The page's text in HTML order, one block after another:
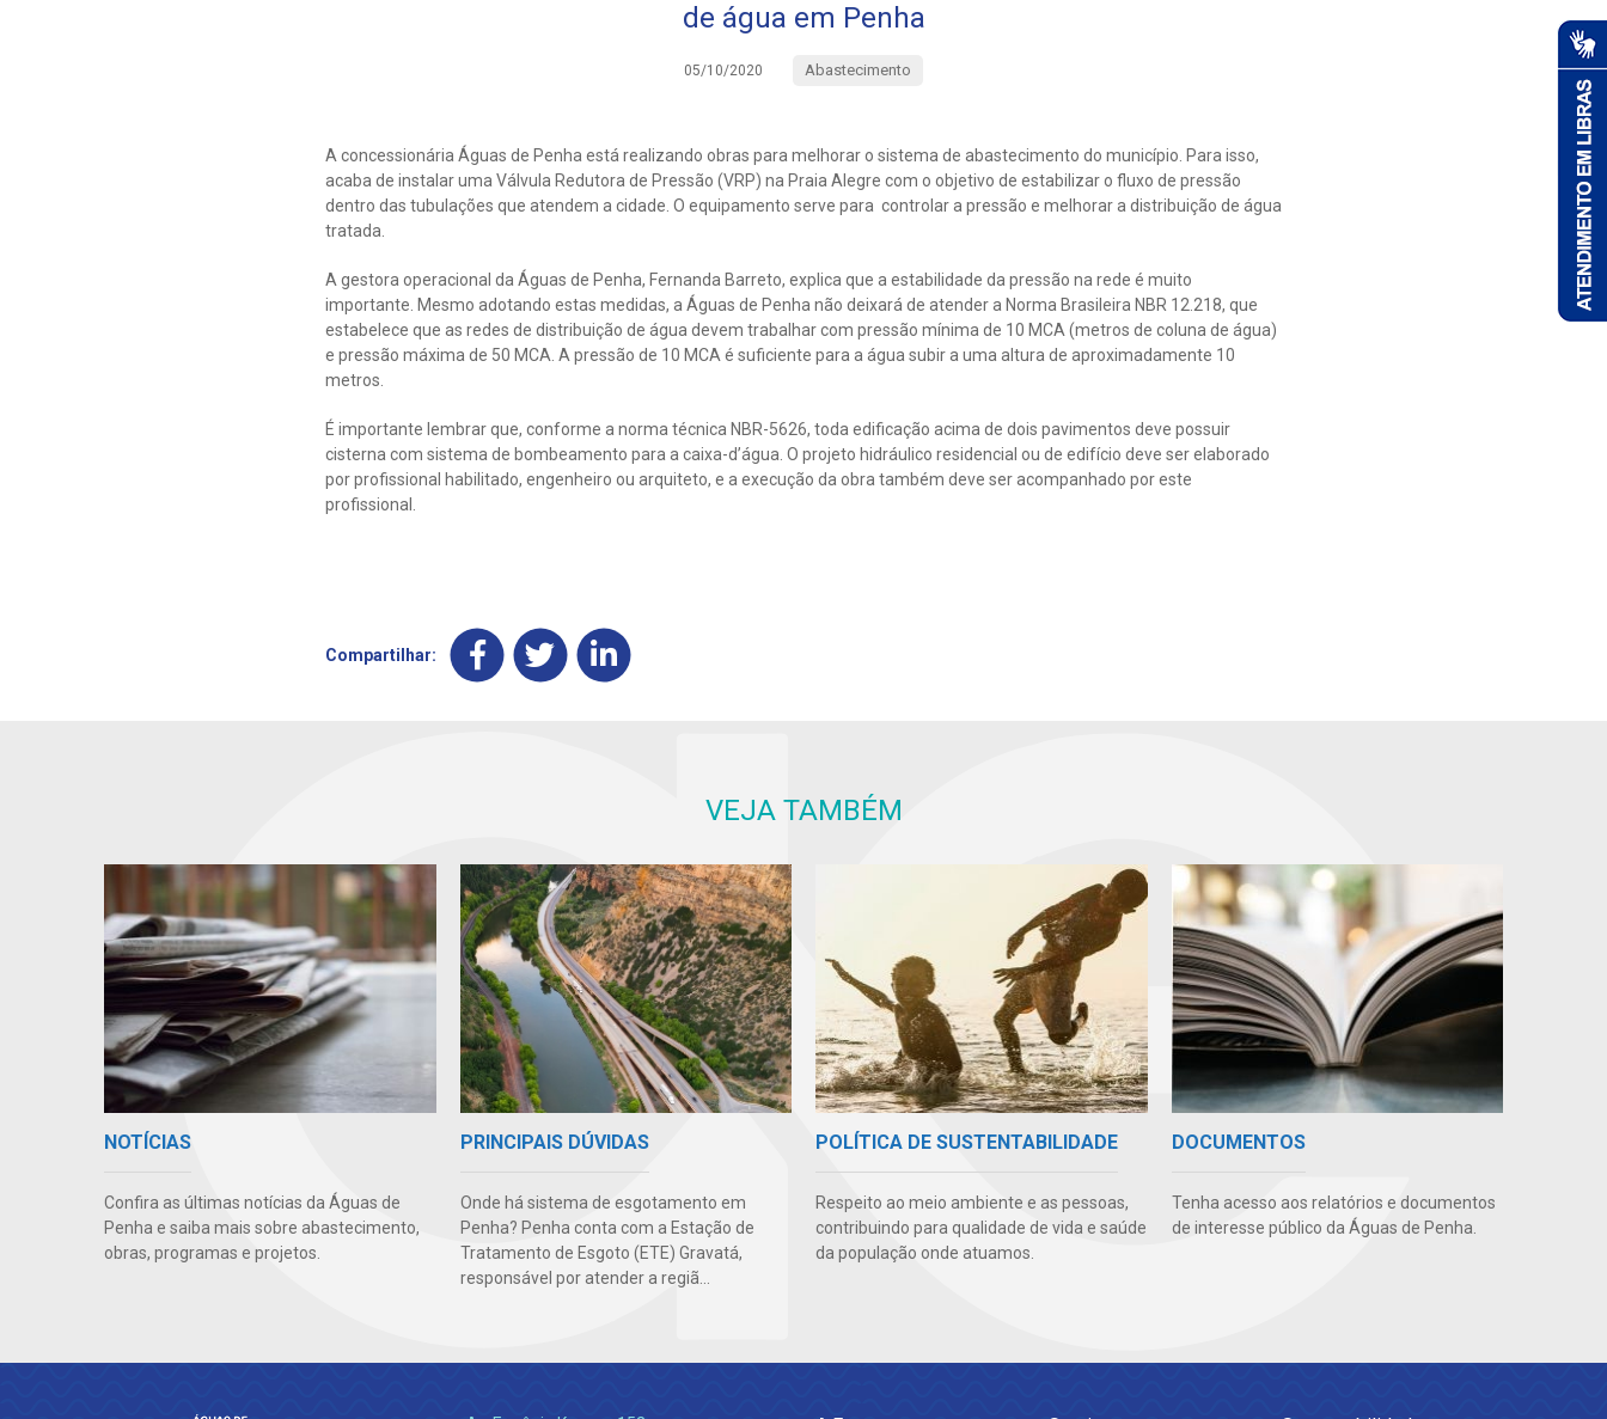
de água em Penha
05/10/2020 Abastecimento
A concessionária Águas de Penha está realizando obras para melhorar o sistema de abastecimento do município. Para isso,
acaba de instalar uma Válvula Redutora de Pressão (VRP) na Praia Alegre com o objetivo de estabilizar o fluxo de pressão
dentro das tubulações que atendem a cidade. O equipamento serve para controlar a pressão e melhorar a distribuição de água
tratada.
A gestora operacional da Águas de Penha, Fernanda Barreto, explica que a estabilidade da pressão na rede é muito
importante. Mesmo adotando estas medidas, a Águas de Penha não deixará de atender a Norma Brasileira NBR 12.218, que
estabelece que as redes de distribuição de água devem trabalhar com pressão mínima de 10 MCA (metros de coluna de água)
e pressão máxima de 50 MCA. A pressão de 10 MCA é suficiente para a água subir a uma altura de aproximadamente 10
metros.
É importante lembrar que, conforme a norma técnica NBR-5626, toda edificação acima de dois pavimentos deve possuir
cisterna com sistema de bombeamento para a caixa-d’água. O projeto hidráulico residencial ou de edifício deve ser elaborado
por profissional habilitado, engenheiro ou arquiteto, e a execução da obra também deve ser acompanhado por este
profissional.
Compartilhar:
VEJA TAMBÉM
NOTÍCIAS
Confira as últimas notícias da Águas de
Penha e saiba mais sobre abastecimento,
obras, programas e projetos.
PRINCIPAIS DÚVIDAS
Onde há sistema de esgotamento em
Penha? Penha conta com a Estação de
Tratamento de Esgoto (ETE) Gravatá,
responsável por atender a regiã...
POLÍTICA DE SUSTENTABILIDADE
Respeito ao meio ambiente e as pessoas,
contribuindo para qualidade de vida e saúde
da população onde atuamos.
DOCUMENTOS
Tenha acesso aos relatórios e documentos
de interesse público da Águas de Penha.